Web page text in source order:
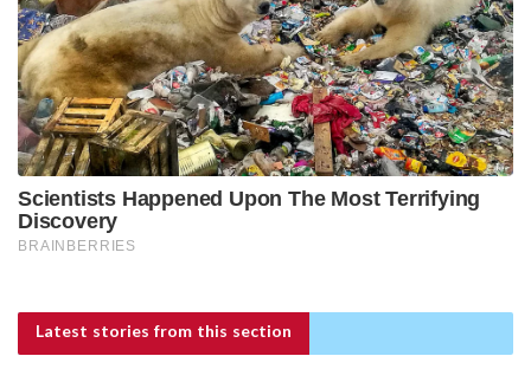
Latest stories from this section